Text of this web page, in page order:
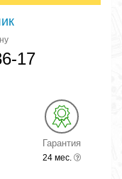
17
Гарантия
24 мес.